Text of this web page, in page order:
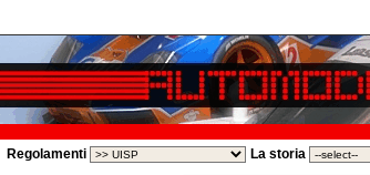
Regolamenti La storia